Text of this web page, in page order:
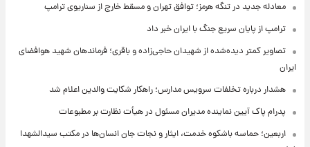
معادله جدید در تنگه هرمز؛ توافق تهران و مسقط خارج از سناریوی ترامپ
ترامپ از پایان سریع جنگ با ایران خبر داد
تصاویر کمتر دیده‌شده از شهیدان حاجی‌زاده و باقری؛ فرماندهان شهید هوافضای
ایران
هشدار درباره تخلفات سرویس مدارس؛ راهکار شکایت والدین اعلام شد
پدرام پاک آیین نماینده مدیران مسئول در هیأت نظارت بر مطبوعات
اربعین؛ حماسه باشکوه خدمت، ایثار و نجات جان انسان‌ها در مکتب سیدالشهدا